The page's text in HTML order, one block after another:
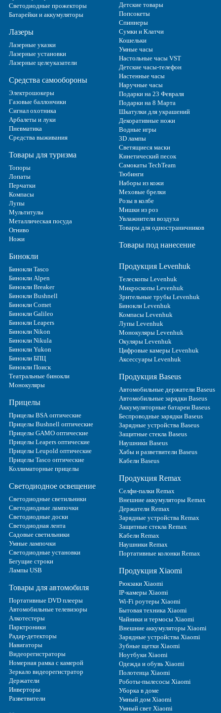
Светодиодные прожекторы
Батарейки и аккумуляторы
Лазеры
Лазерные указки
Лазерные установки
Лазерные целеуказатели
Средства самообороны
Электрошокеры
Газовые баллончики
Сигнал охотника
Арбалеты и луки
Пневматика
Средства выживания
Товары для туризма
Топоры
Лопаты
Перчатки
Компасы
Лупы
Мультитулы
Металлическая посуда
Огниво
Ножи
Бинокли
Бинокли Tasco
Бинокли Alpen
Бинокли Breaker
Бинокли Bushnell
Бинокли Comet
Бинокли Galileo
Бинокли Leapers
Бинокли Nikon
Бинокли Nikula
Бинокли Yukon
Бинокли БПЦ
Бинокли Поиск
Театральные бинокли
Монокуляры
Прицелы
Прицелы BSA оптические
Прицелы Bushnell оптические
Прицелы GAMO оптические
Прицелы Leapers оптические
Прицелы Leupold оптические
Прицелы Tasco оптические
Коллиматорные прицелы
Светодиодное освещение
Светодиодные светильники
Светодиодные лампочки
Светодиодные доски
Светодиодная лента
Садовые светильники
Умные лампочки
Светодиодные установки
Бегущие строки
Лампы USB
Товары для автомобиля
Портативные DVD плееры
Автомобильные телевизоры
Алкотестеры
Парктроники
Радар-детекторы
Навигаторы
Видеорегистраторы
Номерная рамка с камерой
Зеркало видеорегистратор
Держатели
Инверторы
Разветвители
Детские товары
Попсокеты
Спиннеры
Сумки и Клатчи
Кошельки
Умные часы
Настольные часы VST
Детские часы-телефон
Настенные часы
Наручные часы
Подарки на 23 Февраля
Подарки на 8 Марта
Шкатулки для украшений
Декоративные ножи
Водные игры
3D лампы
Светящиеся маски
Кинетический песок
Самокаты TechTeam
Тюбинги
Наборы из кожи
Меховые брелки
Розы в колбе
Мишки из роз
Увлажнители воздуха
Товары для одностраничников
Товары под нанесение
Продукция Levenhuk
Телескопы Levenhuk
Микроскопы Levenhuk
Зрительные трубы Levenhuk
Бинокли Levenhuk
Компасы Levenhuk
Лупы Levenhuk
Монокуляры Levenhuk
Окуляры Levenhuk
Цифровые камеры Levenhuk
Аксессуары Levenhuk
Продукция Baseus
Автомобильные держатели Baseus
Автомобильные зарядки Baseus
Аккумуляторные батареи Baseus
Беспроводные зарядки Baseus
Зарядные устройства Baseus
Защитные стекла Baseus
Наушники Baseus
Хабы и разветвители Baseus
Кабели Baseus
Продукция Remax
Селфи-палки Remax
Внешние аккумуляторы Remax
Держатели Remax
Зарядные устройства Remax
Защитные стекла Remax
Кабели Remax
Наушники Remax
Портативные колонки Remax
Продукция Xiaomi
Рюкзаки Xiaomi
IP-камеры Xiaomi
Wi-Fi роутеры Xiaomi
Бытовая техника Xiaomi
Чайники и термосы Xiaomi
Внешние аккумуляторы Xiaomi
Зарядные устройства Xiaomi
Зубные щетки Xiaomi
Ноутбуки Xiaomi
Одежда и обувь Xiaomi
Полотенца Xiaomi
Роботы-пылесосы Xiaomi
Уборка в доме
Умный дом Xiaomi
Умный свет Xiaomi